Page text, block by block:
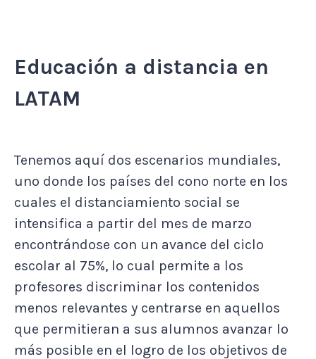
Educación a distancia en
LATAM
Tenemos aquí dos escenarios mundiales,
uno donde los países del cono norte en los
cuales el distanciamiento social se
intensifica a partir del mes de marzo
encontrándose con un avance del ciclo
escolar al 75%, lo cual permite a los
profesores discriminar los contenidos
menos relevantes y centrarse en aquellos
que permitieran a sus alumnos avanzar lo
más posible en el logro de los objetivos de